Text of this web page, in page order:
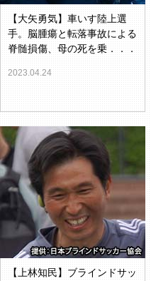
【大矢勇気】車いす陸上選
手。脳腫瘍と転落事故による
脊髄損傷、母の死を乗．．．
2023.04.24
【上林知民】ブラインドサッ